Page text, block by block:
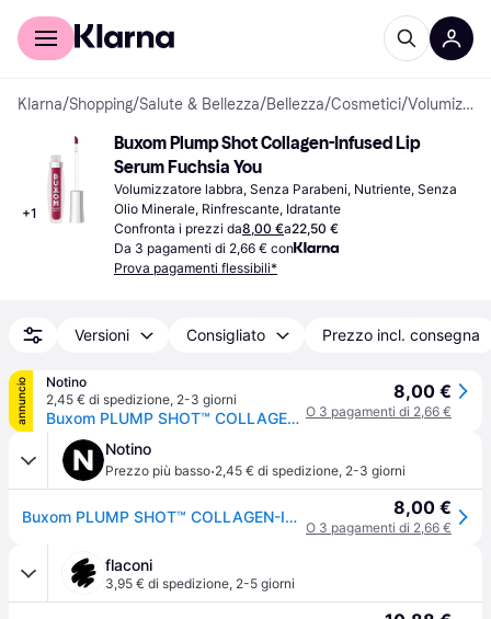
Per il tuo shopping
Klarna/Shopping/Salute & Bellezza/Bellezza/Cosmetici/ Volumizzatori labbra
+1
Buxom Plump Shot Collagen-Infused Lip
Serum Fuchsia You
Volumizzatore labbra, Senza Parabeni, Nutriente, Senza
Olio Minerale, Rinfrescante, Idratante
Confronta i prezzi da8,00 €a22,50 €
Da 3 pagamenti di 2,66 € con
Prova pagamenti flessibili*
Versioni Consigliato Prezzo incl. consegna
annuncio
Notino
2,45 € di spedizione, 2-3 giorni
Buxom PLUMP SHOT™ COLLAGEN-INFUSED LIP SERUM lucidalabbra volumizzante con collagene colore Fuchsia You 4 ml
8,00 €
O 3 pagamenti di 2,66 €
Notino
Prezzo più basso·2,45 € di spedizione, 2-3 giorni
Buxom PLUMP SHOT™ COLLAGEN-INFUSED LIP SERUM lucidalabbra volumizzante con collagene colore Fuchsia You 4 ml 8,00 €
O 3 pagamenti di 2,66 €
flaconi
3,95 € di spedizione, 2-5 giorni